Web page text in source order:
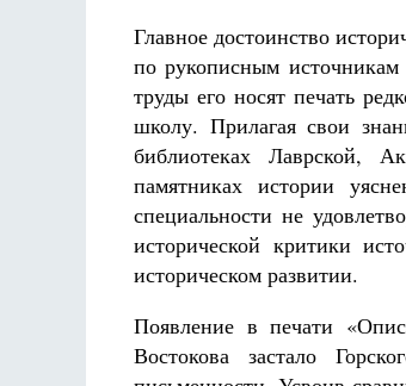
Главное достоинство
по рукописным
труды его носят печать
школу. Прилагая свои
библиотеках Лаврской,
памятниках истории
специальности не
исторической критики
историческом развитии.
Появление в печати
Востокова застало